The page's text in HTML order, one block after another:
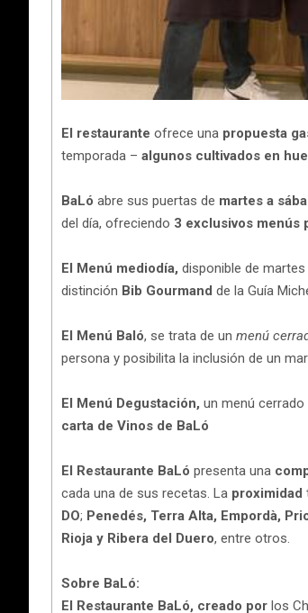
El restaurante ofrece una propuesta
temporada – algunos cultivados en
BaLó abre sus puertas de martes a
del día, ofreciendo 3 exclusivos menús
El Menú mediodía, disponible de
distinción Bib Gourmand de la Guía
El Menú Baló, se trata de un menú
persona y posibilita la inclusión de un
El Menú Degustación, un menú
carta de Vinos de BaLó
El Restaurante BaLó presenta una
cada una de sus recetas. La proximidad
DO; Penedés, Terra Alta, Empordà,
Rioja y Ribera del Duero, entre otros.
Sobre BaLó:
El Restaurante BaLó, creado por los